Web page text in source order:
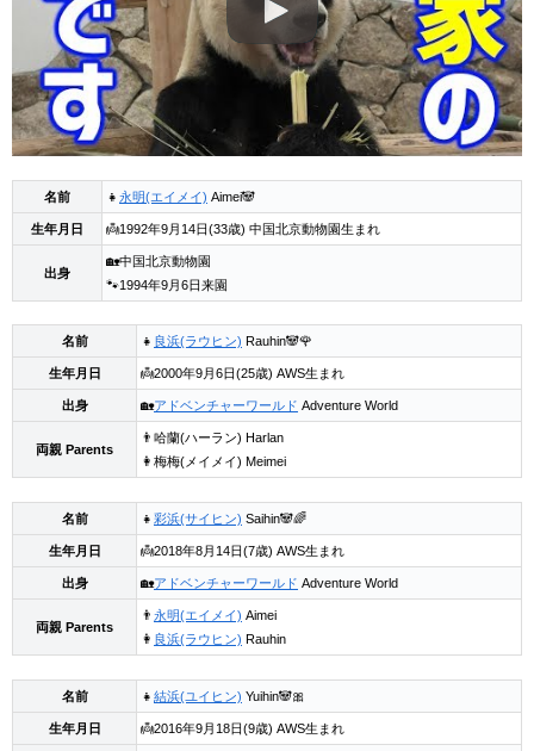
名前 👧 永明(エイメイ) Aimei🐼
生年月日 👼1992年9月14日(33歳) 中国北京動物園生まれ
出身
🏡中国北京動物園
🐾1994年9月6日来園
名前 👧 良浜(ラウヒン) Rauhin🐼🌹
生年月日 👼2000年9月6日(25歳) AWS生まれ
出身 🏡アドベンチャーワールド Adventure World
両親 Parents
👨哈蘭(ハーラン) Harlan
👩梅梅(メイメイ) Meimei
名前 👧 彩浜(サイヒン) Saihin🐼🌈
生年月日 👼2018年8月14日(7歳) AWS生まれ
出身 🏡アドベンチャーワールド Adventure World
両親 Parents
👨 永明(エイメイ) Aimei
👩 良浜(ラウヒン) Rauhin
名前 👧 結浜(ユイヒン) Yuihin🐼🎀
生年月日 👼2016年9月18日(9歳) AWS生まれ